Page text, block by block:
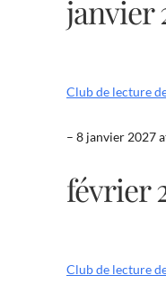
janvier
Club de lecture
– 8 janvier 2027
février
Club de lecture